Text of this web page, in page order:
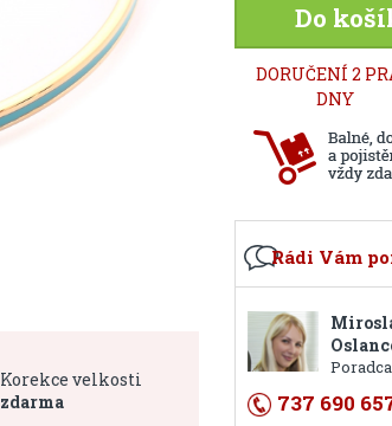
Korekce velkosti
zdarma
Do
DORUČENÍ 2
DNY
Rádi Vám
Poradca
737 690